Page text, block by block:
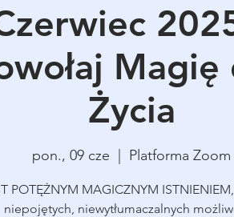
Życia
pon., 09 cze
  |
Platforma Zoom
POTĘŻNYM MAGICZNYM
niepojętych, niewytłumaczalnych